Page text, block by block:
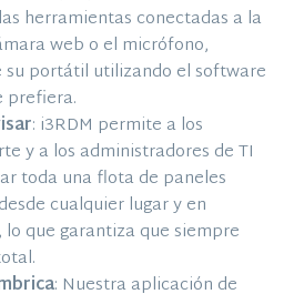
herramientas conectadas a la
web o el micrófono,
portátil utilizando el software
prefiera.
: i3RDM permite a los
y a los administradores de TI
toda una flota de paneles
cualquier lugar y en
que garantiza que siempre
: Nuestra aplicación de